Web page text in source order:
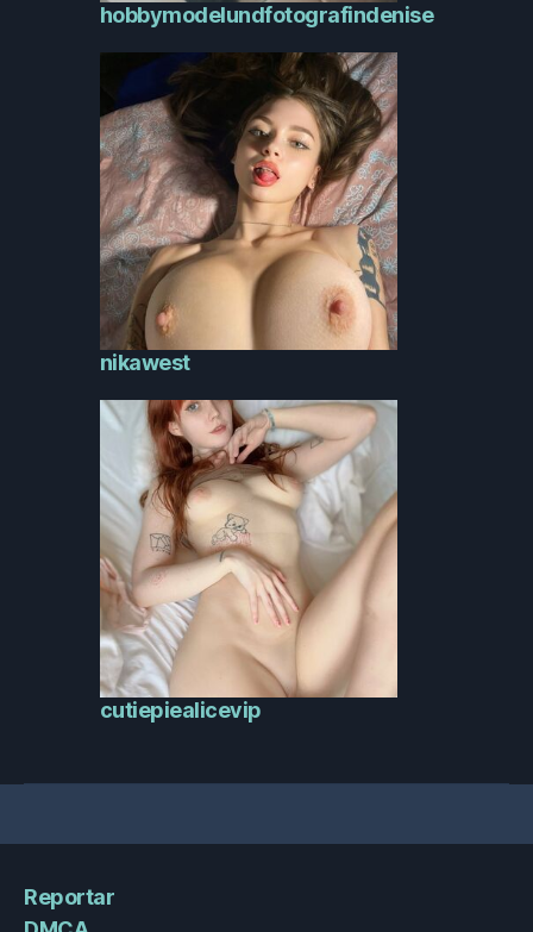
hobbymodelundfotografindenise
nikawest
cutiepiealicevip
Reportar